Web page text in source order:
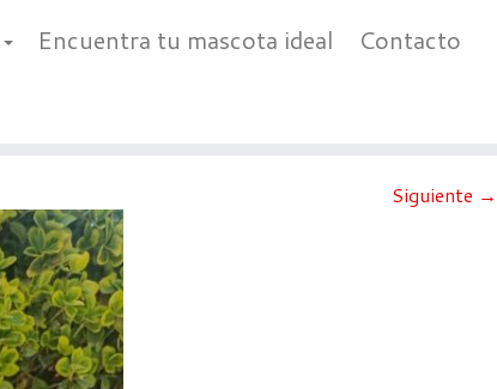
Encuentra tu mascota ideal Contacto
Siguiente →